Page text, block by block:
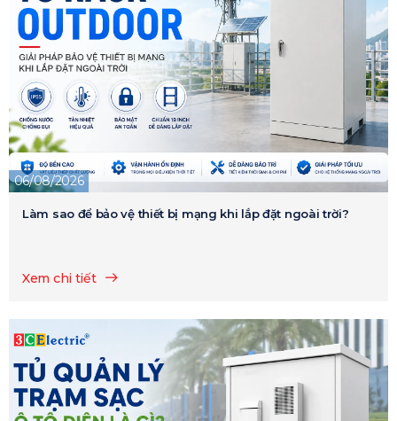
06/08/2026
Làm sao để bảo vệ thiết bị mạng khi lắp đặt ngoài trời?
Xem chi tiết